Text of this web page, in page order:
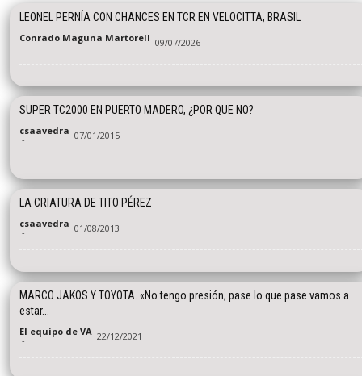
LEONEL PERNÍA CON CHANCES EN TCR EN VELOCITTA, BRASIL
Conrado Maguna Martorell
- 09/07/2026
SUPER TC2000 EN PUERTO MADERO, ¿POR QUE NO?
csaavedra
- 07/01/2015
LA CRIATURA DE TITO PÉREZ
csaavedra
- 01/08/2013
MARCO JAKOS Y TOYOTA. «No tengo presión, pase lo que pase vamos a
estar...
El equipo de VA
- 22/12/2021